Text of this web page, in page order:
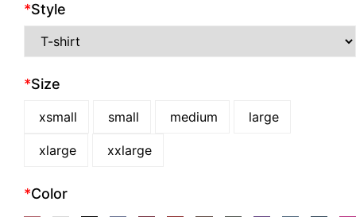
*Style
*Size
xsmall small medium large
xlarge xxlarge
*Color